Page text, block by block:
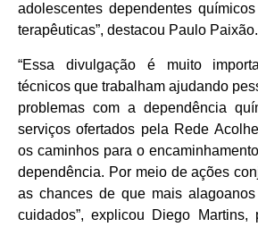
adolescentes dependentes
terapêuticas”, destacou Paulo Paixão.
“Essa divulgação é muito
técnicos que trabalham ajudando
problemas com a dependência
serviços ofertados pela Rede
os caminhos para o
dependência. Por meio de ações
as chances de que mais
cuidados”, explicou Diego Martins,